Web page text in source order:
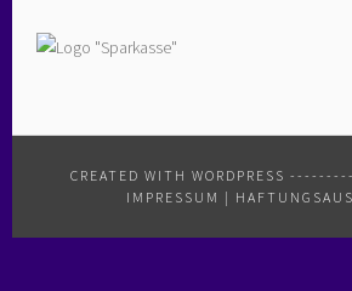
CREATED WITH WORDPRESS
IMPRESSUM |